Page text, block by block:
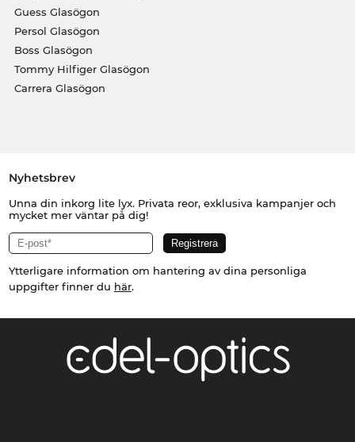
Guess Glasögon
Persol Glasögon
Boss Glasögon
Tommy Hilfiger Glasögon
Carrera Glasögon
Nyhetsbrev
Unna din inkorg lite lyx. Privata reor, exklusiva kampanjer och
mycket mer väntar på dig!
Ytterligare information om hantering av dina personliga
uppgifter finner du här.